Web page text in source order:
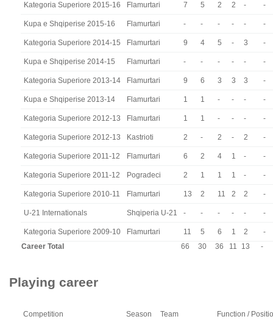
Kategoria Superiore 2015-16 Flamurtari 7 5 2 2 - -
Kupa e Shqiperise 2015-16 Flamurtari - - - - - -
Kategoria Superiore 2014-15 Flamurtari 9 4 5 - 3 -
Kupa e Shqiperise 2014-15 Flamurtari - - - - - -
Kategoria Superiore 2013-14 Flamurtari 9 6 3 3 3 -
Kupa e Shqiperise 2013-14 Flamurtari 1 1 - - - -
Kategoria Superiore 2012-13 Flamurtari 1 1 - - - -
Kategoria Superiore 2012-13 Kastrioti 2 - 2 - 2 -
Kategoria Superiore 2011-12 Flamurtari 6 2 4 1 - -
Kategoria Superiore 2011-12 Pogradeci 2 1 1 1 - -
Kategoria Superiore 2010-11 Flamurtari 13 2 11 2 2 -
U-21 Internationals Shqiperia U-21 - - - - - -
Kategoria Superiore 2009-10 Flamurtari 11 5 6 1 2
-
Career Total
66 30 36 11 13 -
Playing career
Competition Season Team
Function /